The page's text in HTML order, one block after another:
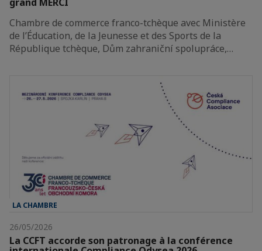
Chambre de commerce franco-tchèque avec Ministère
de l’Éducation, de la Jeunesse et des Sports de la
République tchèque, Dům zahraniční spolupráce,…
LA CHAMBRE
26/05/2026
La CCFT accorde son patronage à la conférence